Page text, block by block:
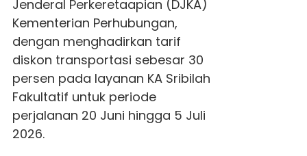
Jenderal Perkeretaapian (DJKA)
Kementerian Perhubungan,
dengan menghadirkan tarif
diskon transportasi sebesar 30
persen pada layanan KA Sribilah
Fakultatif untuk periode
perjalanan 20 Juni hingga 5 Juli
2026.